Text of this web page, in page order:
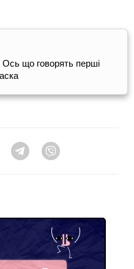
Ось що говорять перші
TelegramViber